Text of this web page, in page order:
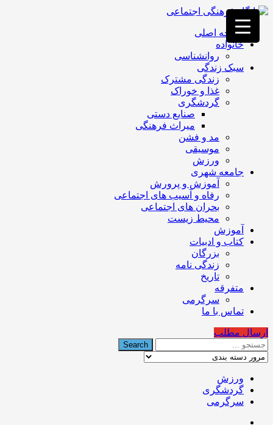
فصد
خون
غرب
تهران
خشکشویی
تصفیه
تهران
صفحه اصلی
خانواده
روانشناسی
سبک زندگی
زندگی مشترک
غذا و خوراک
گردشگری
صنایع دستی
میراث فرهنگی
مد و فشن
موسیقی
ورزش
جامعه شهری
آموزش و پرورش
رفاه و آسیب های اجتماعی
بحران های اجتماعی
محیط زیست
آموزش
کتاب و ادبیات
بزرگان
زندگی نامه
تاریخ
متفرقه
سرگرمی
تماس با ما
ارسال مطلب
ورزش
گردشگری
سرگرمی